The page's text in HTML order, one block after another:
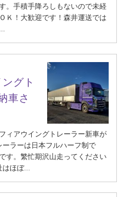
。手積手降ろしもないので未経
Ｋ！大歓迎です！森井運送では
グト
車さ
ィアウイングトレーラー新車が
ラーは日本フルハーフ制で
す。繁忙期沢山走ってください
ほぼ...